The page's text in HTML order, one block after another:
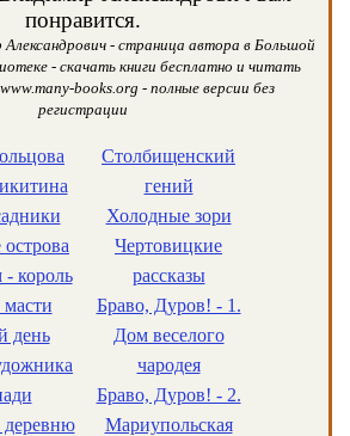
понравится.
- страница автора в Большой
- скачать книги бесплатно и читать
books.org - полные версии без
регистрации
король
день
деревню
Столбищенский
гений
Холодные зори
Чертовицкие
рассказы
Браво, Дуров! - 1.
Дом веселого
чародея
Браво, Дуров! - 2.
Мариупольская